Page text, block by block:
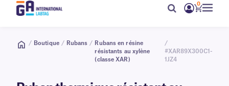
0
/ Boutique / Rubans / Rubans en résine
résistants au xylène
(classe XAR)
/
#XAR89X300C1-
1JZ4